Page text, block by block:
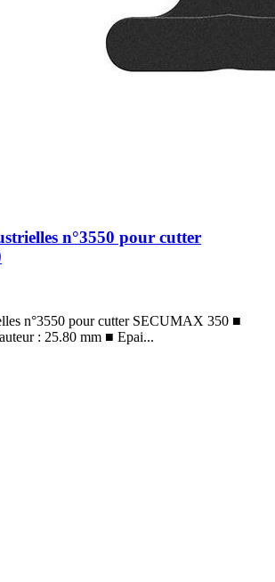
n°3550 pour cutter
n°3550 pour cutter SECUMAX 350 ■
: 25.80 mm ■ Epai...